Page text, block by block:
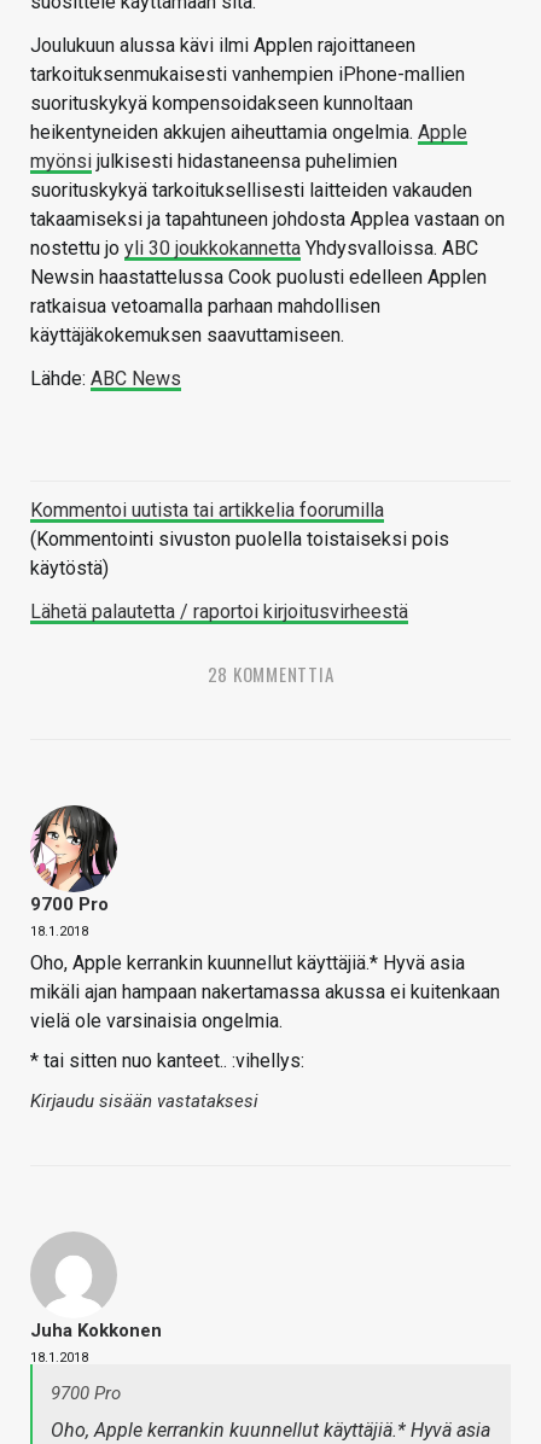
Joulukuun alussa kävi ilmi Applen rajoittaneen
tarkoituksenmukaisesti vanhempien iPhone-mallien
suorituskykyä kompensoidakseen kunnoltaan
heikentyneiden akkujen aiheuttamia ongelmia. Apple
myönsi julkisesti hidastaneensa puhelimien
suorituskykyä tarkoituksellisesti laitteiden vakauden
takaamiseksi ja tapahtuneen johdosta Applea vastaan on
nostettu jo yli 30 joukkokannetta Yhdysvalloissa. ABC
Newsin haastattelussa Cook puolusti edelleen Applen
ratkaisua vetoamalla parhaan mahdollisen
käyttäjäkokemuksen saavuttamiseen.
Lähde: ABC News
Kommentoi uutista tai artikkelia foorumilla
(Kommentointi sivuston puolella toistaiseksi pois
käytöstä)
Lähetä palautetta / raportoi kirjoitusvirheestä
28 KOMMENTTIA
9700 Pro
18.1.2018
Oho, Apple kerrankin kuunnellut käyttäjiä.* Hyvä asia
mikäli ajan hampaan nakertamassa akussa ei kuitenkaan
vielä ole varsinaisia ongelmia.
* tai sitten nuo kanteet.. :vihellys:
Kirjaudu sisään vastataksesi
Juha Kokkonen
18.1.2018
9700 Pro
Oho, Apple kerrankin kuunnellut käyttäjiä.* Hyvä asia